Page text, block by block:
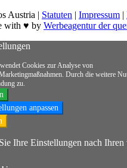
Austria | Statuten | Impressum |
with ♥ by Werbeagentur der
Cookies zur Analyse von
Durch die weitere
zu.
anpassen
Ihre Einstellungen nach Ihren